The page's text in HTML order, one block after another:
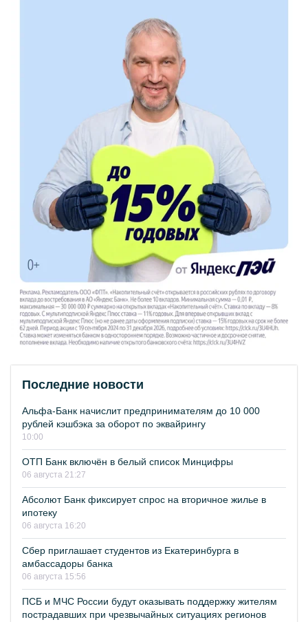
Последние новости
Альфа-Банк начислит предпринимателям до 10 000
рублей кэшбэка за оборот по эквайрингу
10:00
ОТП Банк включён в белый список Минцифры
06 августа 21:27
Абсолют Банк фиксирует спрос на вторичное жилье в
ипотеку
06 августа 16:20
Сбер приглашает студентов из Екатеринбурга в
амбассадоры банка
06 августа 15:56
ПСБ и МЧС России будут оказывать поддержку жителям
пострадавших при чрезвычайных ситуациях регионов